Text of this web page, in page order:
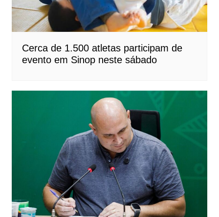
Cerca de 1.500 atletas participam de
evento em Sinop neste sábado